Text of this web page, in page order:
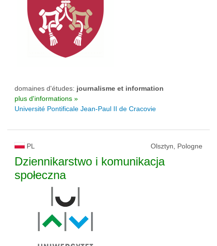
domaines d'études: journalisme et information
plus d'informations »
Université Pontificale Jean-Paul II de Cracovie
PL Olsztyn, Pologne
Dziennikarstwo i komunikacja
społeczna